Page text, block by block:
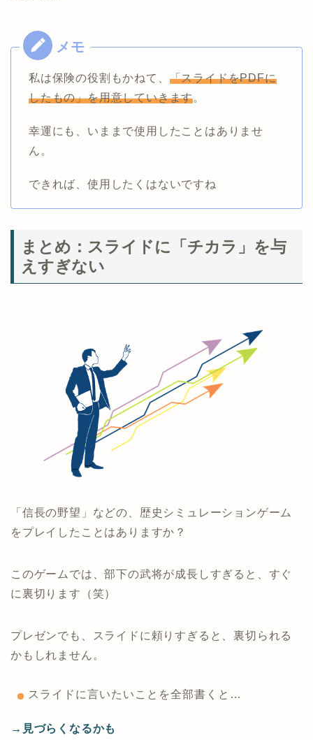
私は保険の役割もかねて、 「スライドをPDFに
したもの」を用意していきます。
幸運にも、いままで使用したことはありませ
ん。
できれば、使用したくはないですね
まとめ：スライドに「チカラ」を与
えすぎない
「信長の野望」などの、歴史シミュレーションゲーム
をプレイしたことはありますか？
このゲームでは、部下の武将が成長しすぎると、すぐ
に裏切ります（笑）
プレゼンでも、スライドに頼りすぎると、裏切られる
かもしれません。
スライドに言いたいことを全部書くと…
→見づらくなるかも